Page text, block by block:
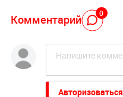
Комментарий 0
Авторизоваться